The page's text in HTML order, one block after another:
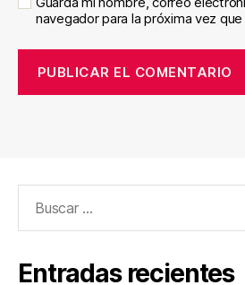
navegador para la próxima vez
Entradas recientes